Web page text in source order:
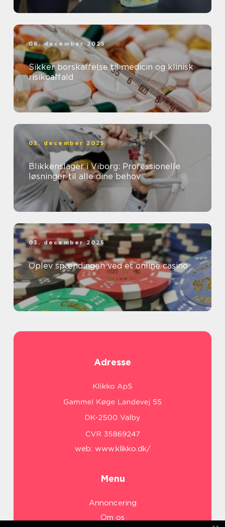
06. december 2025
Sikker borskaffelse til medicin og klinisk
risikoaffald
03. december 2025
Blikkenslager i Viborg: Professionelle
løsninger til alle dine behov
03. december 2025
Oplev spændingen ved et online casino
Adresse
web: www.klikko.dk/
Menu
Annoncering
Om os